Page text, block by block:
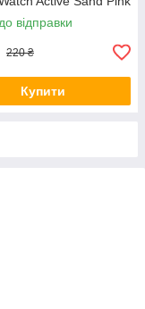
відправки
220 ₴
Купити